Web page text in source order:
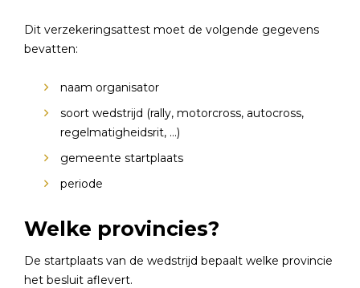
Dit verzekeringsattest moet de volgende gegevens
bevatten:
naam organisator
soort wedstrijd (rally, motorcross, autocross,
regelmatigheidsrit, …)
gemeente startplaats
periode
Welke provincies?
De startplaats van de wedstrijd bepaalt welke provincie
het besluit aflevert.